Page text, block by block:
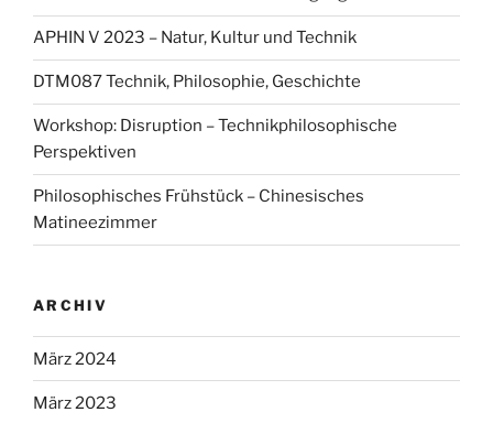
of
the
iCub’s
building
APHIN V 2023 – Natur, Kultur und Technik
DTM087 Technik, Philosophie, Geschichte
Workshop: Disruption – Technikphilosophische
Perspektiven
Philosophisches Frühstück – Chinesisches
Matineezimmer
ARCHIV
März 2024
März 2023